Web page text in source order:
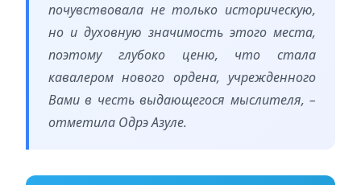
почувствовала не только историческую,
но и духовную значимость этого места,
поэтому глубоко ценю, что стала
кавалером нового ордена, учрежденного
Вами в честь выдающегося мыслителя, –
отметила Одрэ Азуле.